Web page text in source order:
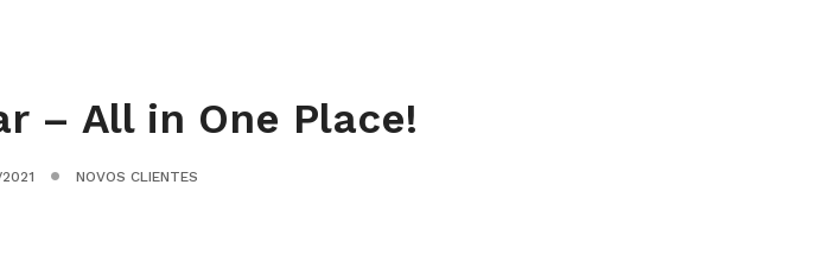
– All in One Place!
NOVOS CLIENTES